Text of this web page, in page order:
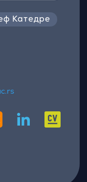
Катедре